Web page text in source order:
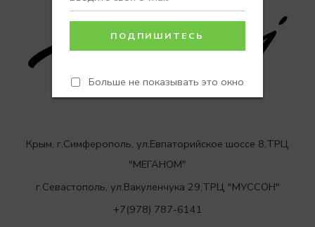
Больше не показывать это окно
Крым, г.Симферополь, ул.Евпаторийское шоссе 8,ТРЦ
"МЕГАНОМ"
г.Севастополь, ул.Вакуленчука 29,ТРЦ "МУССОН"
+7(978) 787-6141